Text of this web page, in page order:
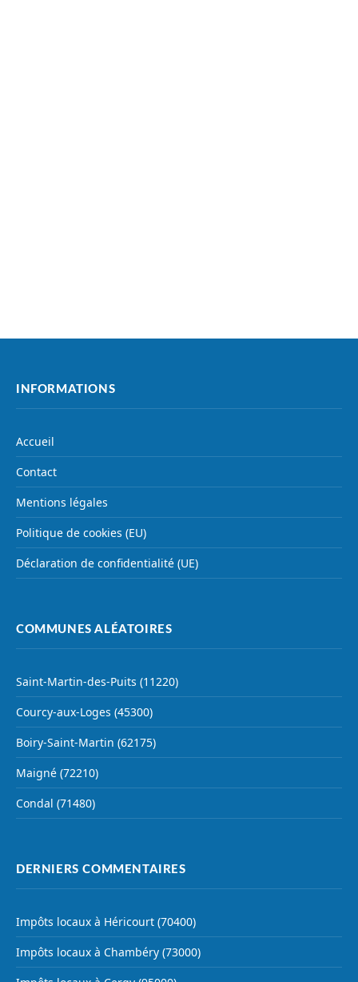
INFORMATIONS
Accueil
Contact
Mentions légales
Politique de cookies (EU)
Déclaration de confidentialité (UE)
COMMUNES ALÉATOIRES
Saint-Martin-des-Puits (11220)
Courcy-aux-Loges (45300)
Boiry-Saint-Martin (62175)
Maigné (72210)
Condal (71480)
DERNIERS COMMENTAIRES
Impôts locaux à Héricourt (70400)
Impôts locaux à Chambéry (73000)